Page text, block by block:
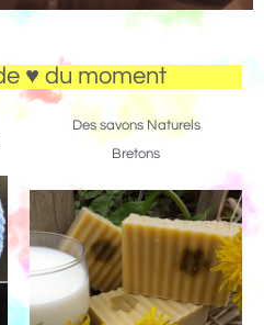
♥ du moment
Des savons Naturels
Bretons